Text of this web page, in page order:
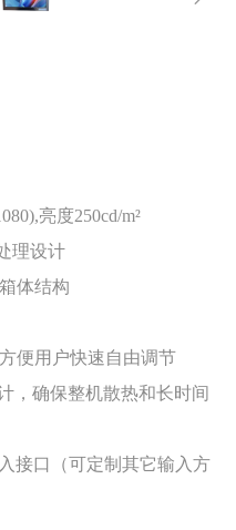
亮度250cd/m²
理设计
体结构
便用户快速自由调节
，确保整机散热和长时间
接口（可定制其它输入方